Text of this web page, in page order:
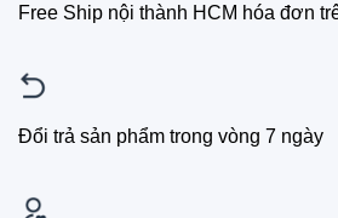
Free Ship nội thành HCM hóa đơn
Đổi trả sản phẩm trong vòng 7 ngày